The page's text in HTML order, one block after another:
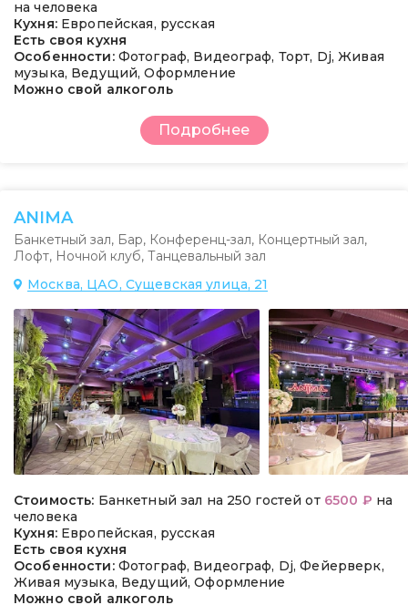
на человека
Кухня: Европейская, русская
Есть своя кухня
Особенности: Фотограф, Видеограф, Торт, Dj, Живая
музыка, Ведущий, Оформление
Можно свой алкоголь
Подробнее
ANIMA
Банкетный зал, Бар, Конференц-зал, Концертный зал,
Лофт, Ночной клуб, Танцевальный зал
Москва, ЦАО, Сущевская улица, 21
Стоимость: Банкетный зал на 250 гостей от 6500 ₽ на
человека
Кухня: Европейская, русская
Есть своя кухня
Особенности: Фотограф, Видеограф, Dj, Фейерверк,
Живая музыка, Ведущий, Оформление
Можно свой алкоголь